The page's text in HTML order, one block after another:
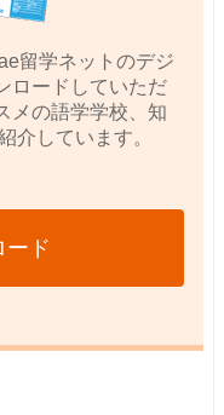
留学ネットのデジ
ロードしていただ
メの語学学校、知
介しています。
ード